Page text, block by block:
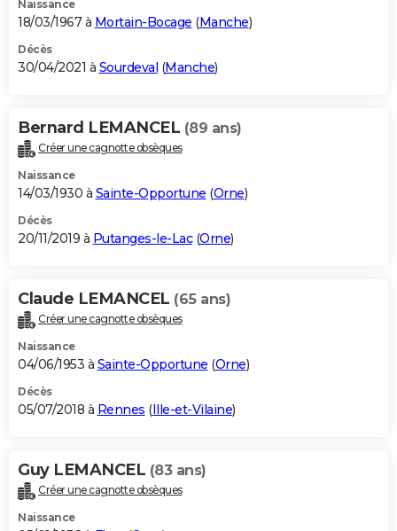
Naissance
18/03/1967 à Mortain-Bocage (Manche)
Décès
30/04/2021 à Sourdeval (Manche)
Bernard LEMANCEL (89 ans)
Créer une cagnotte obsèques
Naissance
14/03/1930 à Sainte-Opportune (Orne)
Décès
20/11/2019 à Putanges-le-Lac(Orne)
Claude LEMANCEL (65 ans)
Créer une cagnotte obsèques
Naissance
04/06/1953 à Sainte-Opportune (Orne)
Décès
05/07/2018 à Rennes (Ille-et-Vilaine)
Guy LEMANCEL (83 ans)
Créer une cagnotte obsèques
Naissance